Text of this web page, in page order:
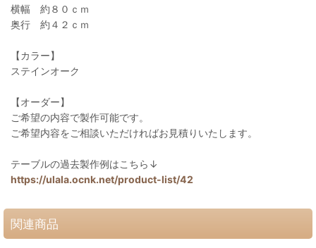
横幅 約８０ｃｍ
奥行 約４２ｃｍ
【カラー】
ステインオーク
【オーダー】
ご希望の内容で製作可能です。
ご希望内容をご相談いただければお見積りいたします。
テーブルの過去製作例はこちら↓
https://ulala.ocnk.net/product-list/42
関連商品